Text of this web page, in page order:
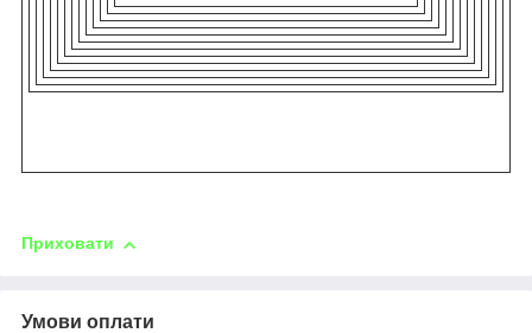
Приховати
Умови оплати